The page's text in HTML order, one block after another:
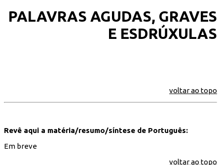
PALAVRAS AGUDAS, GRAVES
E ESDRÚXULAS
voltar ao topo
Revê aqui a matéria/resumo/síntese de Português:
Em breve
voltar ao topo